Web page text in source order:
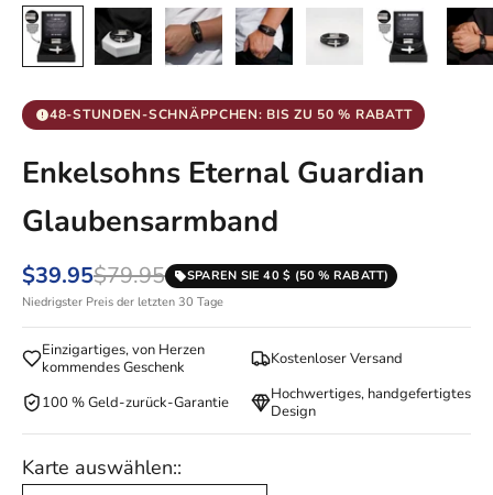
48-STUNDEN-SCHNÄPPCHEN: BIS ZU 50 % RABATT
Enkelsohns Eternal Guardian
Glaubensarmband
$39.95$79.95
SPAREN SIE 40 $ (50 % RABATT)
Niedrigster Preis der letzten 30 Tage
Einzigartiges, von Herzen
kommendes Geschenk
Kostenloser Versand
100 % Geld-zurück-Garantie
Hochwertiges, handgefertigtes
Design
Karte auswählen::